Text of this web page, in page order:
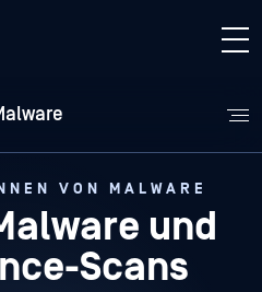
VON MALWARE
und
Scans